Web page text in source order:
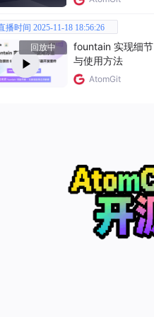
播时间 2025-11-18 18:56:26
回放中
fountain 实现细节
与使用方法
AtomGit